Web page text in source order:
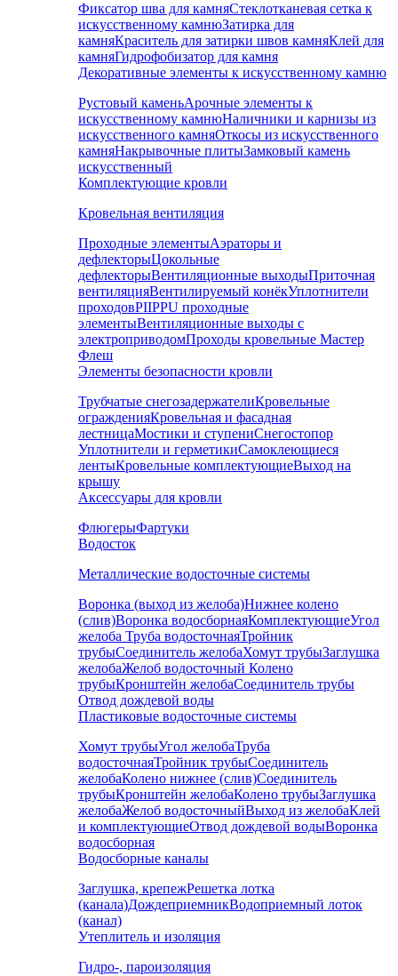
Фиксатор шва для камняСтеклотканевая сетка к
искусственному камнюЗатирка для
камняКраситель для затирки швов камняКлей для
камняГидрофобизатор для камня
Декоративные элементы к искусственному камню
Рустовый каменьАрочные элементы к
искусственному камнюНаличники и карнизы из
искусственного камняОткосы из искусственного
камняНакрывочные плитыЗамковый камень
искусственный
Комплектующие кровли
Кровельная вентиляция
Проходные элементыАэраторы и
дефлекторыЦокольные
дефлекторыВентиляционные выходыПриточная
вентиляцияВентилируемый конёкУплотнители
проходовPIIPPU проходные
элементыВентиляционные выходы с
электроприводомПроходы кровельные Мастер
Флеш
Элементы безопасности кровли
Трубчатые снегозадержателиКровельные
огражденияКровельная и фасадная
лестницаМостики и ступениСнегостопор
Уплотнители и герметикиСамоклеющиеся
лентыКровельные комплектующиеВыход на
крышу
Аксессуары для кровли
ФлюгерыФартуки
Водосток
Металлические водосточные системы
Воронка (выход из желоба)Нижнее колено
(слив)Воронка водосборнаяКомплектующиеУгол
желоба Труба водосточнаяТройник
трубыСоединитель желобаХомут трубыЗаглушка
желобаЖелоб водосточный Колено
трубыКронштейн желобаСоединитель трубы
Отвод дождевой воды
Пластиковые водосточные системы
Хомут трубыУгол желобаТруба
водосточнаяТройник трубыСоединитель
желобаКолено нижнее (слив)Соединитель
трубыКронштейн желобаКолено трубыЗаглушка
желобаЖелоб водосточныйВыход из желобаКлей
и комплектующиеОтвод дождевой водыВоронка
водосборная
Водосборные каналы
Заглушка, крепежРешетка лотка
(канала)ДождеприемникВодоприемный лоток
(канал)
Утеплитель и изоляция
Гидро-, пароизоляция